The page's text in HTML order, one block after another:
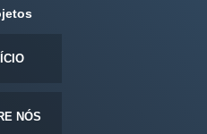
NÓS